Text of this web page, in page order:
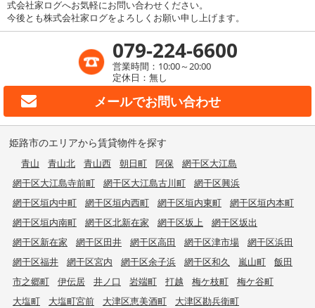
式会社家ログへお気軽にお問い合わせください。
今後とも株式会社家ログをよろしくお願い申し上げます。
079-224-6600
営業時間：10:00～20:00
定休日：無し
メールでお問い合わせ
姫路市のエリアから賃貸物件を探す
青山 青山北 青山西 朝日町 阿保
網干区大江島
網干区大江島寺前町
網干区大江島古川町
網干区興浜
網干区垣内中町
網干区垣内西町 網干区垣内東町
網干区垣内本町
網干区垣内南町
網干区北新在家 網干区坂上
網干区坂出
網干区新在家
網干区田井 網干区高田 網干区津市場
網干区浜田
網干区福井
網干区宮内 網干区余子浜 網干区和久 嵐山町
飯田
市之郷町
伊伝居 井ノ口 岩端町 打越 梅ケ枝町
梅ケ谷町
大塩町
大塩町宮前 大津区恵美酒町
大津区勘兵衛町